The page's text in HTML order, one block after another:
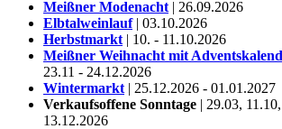
Meißner Modenacht | 26.09.2026
Elbtalweinlauf | 03.10.2026
Herbstmarkt | 10. - 11.10.2026
Meißner Weihnacht mit
23.11 - 24.12.2026
Wintermarkt | 25.12.2026 - 01.01.2027
Verkaufsoffene Sonntage | 29.03,
13.12.2026